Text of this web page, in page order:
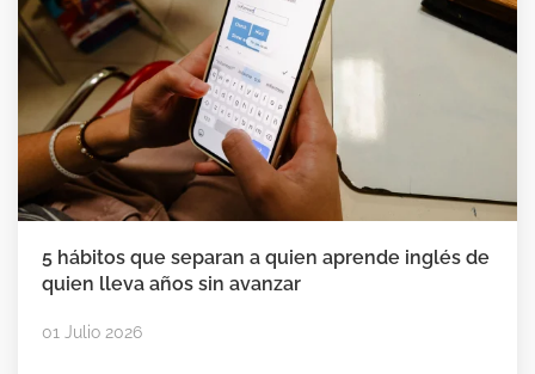
5 hábitos que separan a quien aprende inglés de
quien lleva años sin avanzar
01 Julio 2026